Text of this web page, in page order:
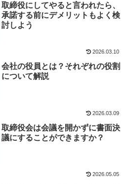
取締役にしてやると言われたら、
承諾する前にデメリットもよく検
討しよう
2026.03.10
会社の役員とは？それぞれの役割
について解説
2026.03.09
取締役会は会議を開かずに書面決
議にすることができますか？
2026.05.05